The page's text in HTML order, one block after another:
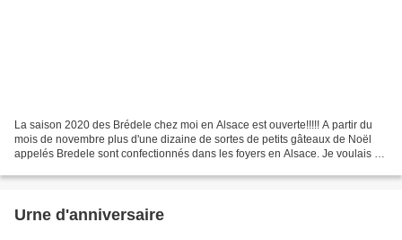
La saison 2020 des Brédele chez moi en Alsace est ouverte!!!!! A partir du
mois de novembre plus d'une dizaine de sortes de petits gâteaux de Noël
appelés Bredele sont confectionnés dans les foyers en Alsace. Je voulais un
Urne d'anniversaire